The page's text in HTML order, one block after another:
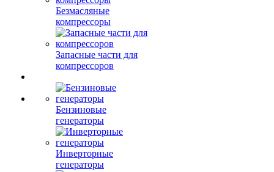
Безмасляные
компрессоры
Запасные части для
компрессоров
Бензиновые
генераторы
Инверторные
генераторы